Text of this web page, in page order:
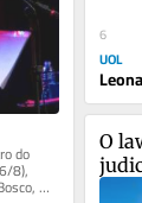
do
8),
6
UOL
O